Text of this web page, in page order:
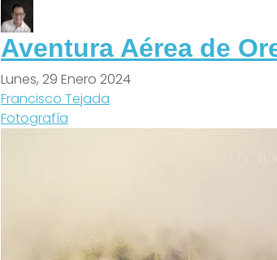
Aventura Aérea de
Lunes, 29 Enero 2024
Francisco Tejada
Fotografía